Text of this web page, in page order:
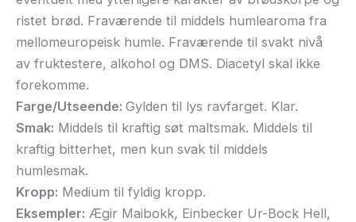
ristet brød. Fraværende til middels humlearoma fra
mellomeuropeisk humle. Fraværende til svakt nivå
av fruktestere, alkohol og DMS. Diacetyl skal ikke
forekomme.
Farge/Utseende: Gylden til lys ravfarget. Klar.
Smak: Middels til kraftig søt maltsmak. Middels til
kraftig bitterhet, men kun svak til middels
humlesmak.
Kropp: Medium til fyldig kropp.
Eksempler: Ægir Maibokk, Einbecker Ur-Bock Hell,